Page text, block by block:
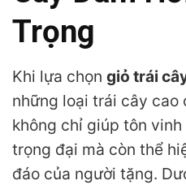
Trọng
Khi lựa chọn giỏ trái
những loại trái cây cao
không chỉ giúp tôn
trọng đại mà còn thể
đáo của người tặng.